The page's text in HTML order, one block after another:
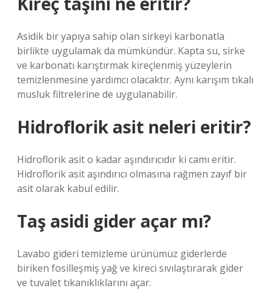
Asidik bir yapıya sahip olan sirkeyi karbonatla
birlikte uygulamak da mümkündür. Kapta su, sirke
ve karbonatı karıştırmak kireçlenmiş yüzeylerin
temizlenmesine yardımcı olacaktır. Aynı karışım tıkalı
musluk filtrelerine de uygulanabilir.
Hidroflorik asit neleri eritir?
Hidroflorik asit o kadar aşındırıcıdır ki camı eritir.
Hidroflorik asit aşındırıcı olmasına rağmen zayıf bir
asit olarak kabul edilir.
Taş asidi gider açar mı?
Lavabo gideri temizleme ürünümüz giderlerde
biriken fosilleşmiş yağ ve kireci sıvılaştırarak gider
ve tuvalet tıkanıklıklarını açar.